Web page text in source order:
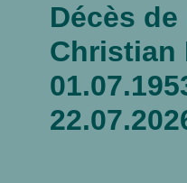
Décès
Christian